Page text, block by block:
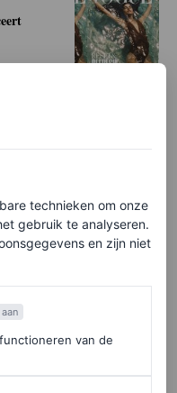
als actrice. Hoog
me óók als
in plaats van. Ik besefte
voel in de breedste
kan uiten. Of dat
is. Ik wil het
technieken om onze
gebruik te analyseren.
en zijn niet
van de